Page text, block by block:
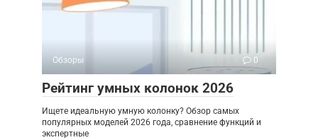
Обзоры 0
Рейтинг умных колонок 2026
Ищете идеальную умную колонку? Обзор самых
популярных моделей 2026 года, сравнение функций и
экспертные